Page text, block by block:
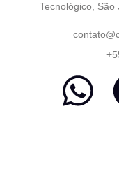
Tecnológico, São